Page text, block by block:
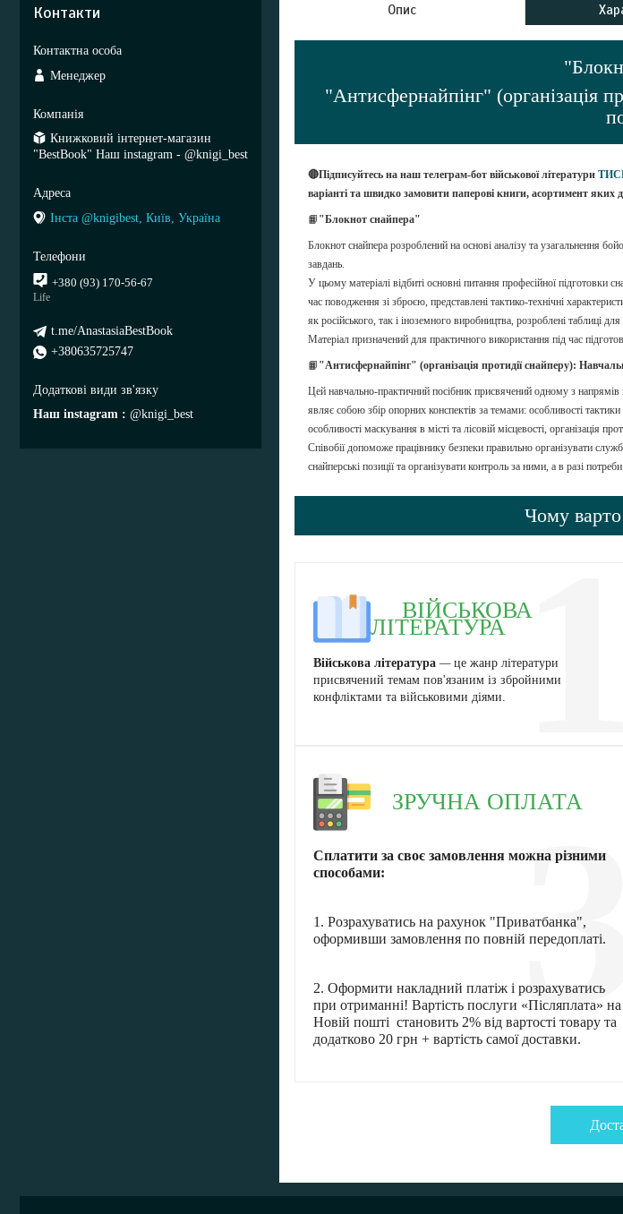
Опис
"Антисфернайпінг" (організація
🔴Підписуйтесь на наш телеграм-бот військової літератури
варіанті та швидко замовити паперові книги, асортимент
📙 "Блокнот снайпера"
Блокнот снайпера розроблений на основі аналізу та узагальнення
завдань.
У цьому матеріалі відбиті основні питання професійної підготовки
час поводження зі зброєю, представлені тактико-технічні
як російського, так і іноземного виробництва, розроблені таблиці
Матеріал призначений для практичного використання під час
📙 "Антисфернайпінг" (організація протидії снайперу):
Цей навчально-практичний посібник присвячений одному з
являє собою збір опорних конспектів за темами: особливості
особливості маскування в місті та лісовій місцевості, організація
Співобії допоможе працівнику безпеки правильно організувати
снайперські позиції та організувати контроль за ними, а в разі
Чому
1
ВІЙСЬКОВА
ЛІТЕРАТУРА
Військова література — це жанр літератури
присвячений темам пов'язаним із збройними
конфліктами та військовими діями.
3
ЗРУЧНА ОПЛАТА
Сплатити за своє замовлення можна різними
способами:
1. Розрахуватись на рахунок "Приватбанка",
оформивши замовлення по повній передоплаті.
2. Оформити накладний платіж і розрахуватись
при отриманні! Вартість послуги «Післяплата» на
Новій пошті становить 2% від вартості товару та
додатково 20 грн + вартість самої доставки.
Контакти
Менеджер
Книжковий інтернет-магазин
"BestBook" Наш instagram - @knigi_best
Інста @knigibest, Київ, Україна
+380 (93) 170-56-67
Life
t.me/AnastasiaBestBook
+380635725747
Наш instagram @knigi_best